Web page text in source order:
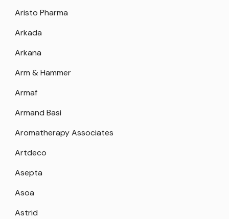
Aristo Pharma
Arkada
Arkana
Arm & Hammer
Armaf
Armand Basi
Aromatherapy Associates
Artdeco
Asepta
Asoa
Astrid